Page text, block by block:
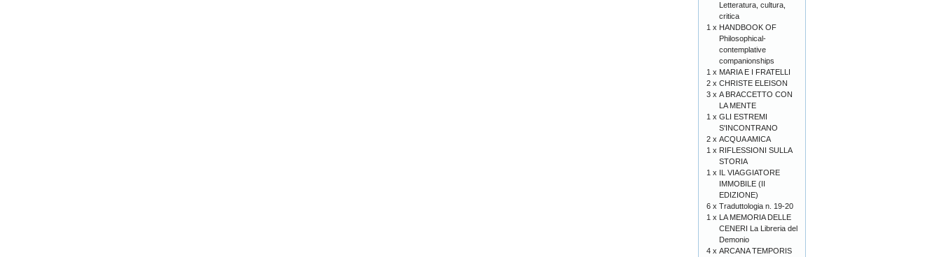
Letteratura, cultura,
critica
1 x HANDBOOK OF
Philosophical-
contemplative
companionships
1 x MARIA E I FRATELLI
2 x CHRISTE ELEISON
3 x A BRACCETTO CON
LA MENTE
1 x GLI ESTREMI
S'INCONTRANO
2 x ACQUA AMICA
1 x RIFLESSIONI SULLA
STORIA
1 x IL VIAGGIATORE
IMMOBILE (II
EDIZIONE)
6 x Traduttologia n. 19-20
1 x LA MEMORIA DELLE
CENERI La Libreria del
Demonio
4 x ARCANA TEMPORIS